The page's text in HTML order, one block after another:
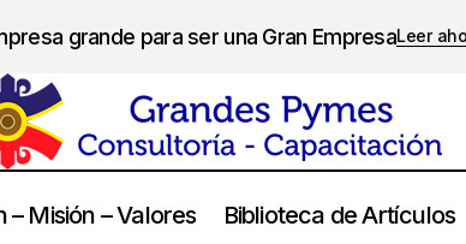
grande para ser una Gran EmpresaLeer
– Misión – Valores Biblioteca de Artículos